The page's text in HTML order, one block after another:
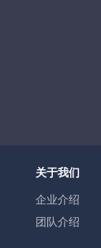
关于我们
企业介绍
团队介绍